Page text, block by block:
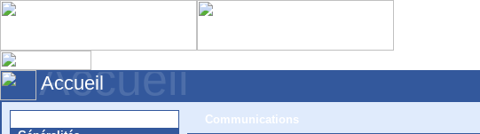
Accueil
Accueil
Communications